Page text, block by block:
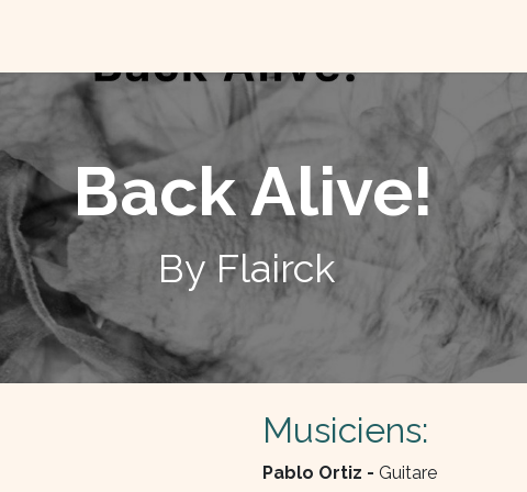
Back Alive!
By Flairck
Musiciens:
Pablo Ortiz - Guitare